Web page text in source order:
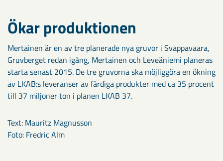
Ökar produktionen
Mertainen är en av tre planerade nya gruvor i Svappavaara,
Gruvberget redan igång, Mertainen och Leveäniemi planeras
starta senast 2015. De tre gruvorna ska möjliggöra en ökning
av LKAB:s leveranser av färdiga produkter med ca 35 procent
till 37 miljoner ton i planen LKAB 37.
Text: Mauritz Magnusson
Foto: Fredric Alm